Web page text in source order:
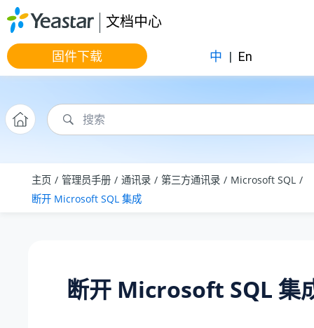
跳转到主要内容
文档中心
固件下载 中 | En
主页 管理员手册 通讯录 第三方通讯录
Microsoft SQL
断开 Microsoft SQL 集成
断开 Microsoft SQL 集